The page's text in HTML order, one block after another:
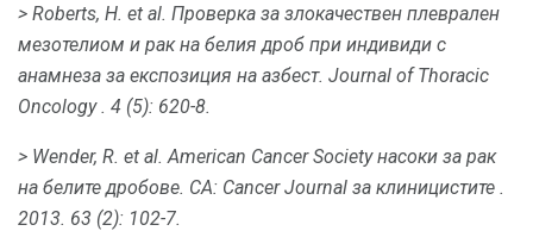
> Roberts, H. et al. Проверка за злокачествен плеврален
мезотелиом и рак на белия дроб при индивиди с
анамнеза за експозиция на азбест. Journal of Thoracic
Oncology. 4 (5): 620-8.
> Wender, R. et al. American Cancer Society насоки за рак
на белите дробове. CA: Cancer Journal за клиницистите .
2013. 63 (2): 102-7.